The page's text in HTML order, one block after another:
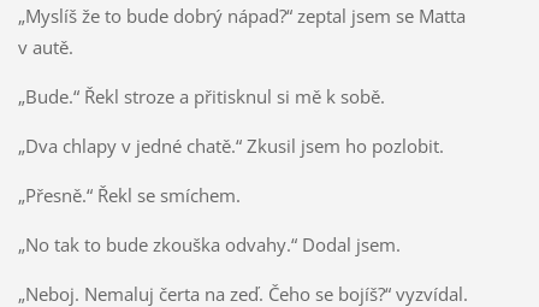
„Myslíš že to bude dobrý nápad?“ zeptal jsem se Matta
v autě.
„Bude.“ Řekl stroze a přitisknul si mě k sobě.
„Dva chlapy v jedné chatě.“ Zkusil jsem ho pozlobit.
„Přesně.“ Řekl se smíchem.
„No tak to bude zkouška odvahy.“ Dodal jsem.
„Neboj. Nemaluj čerta na zeď. Čeho se bojíš?“ vyzvídal.